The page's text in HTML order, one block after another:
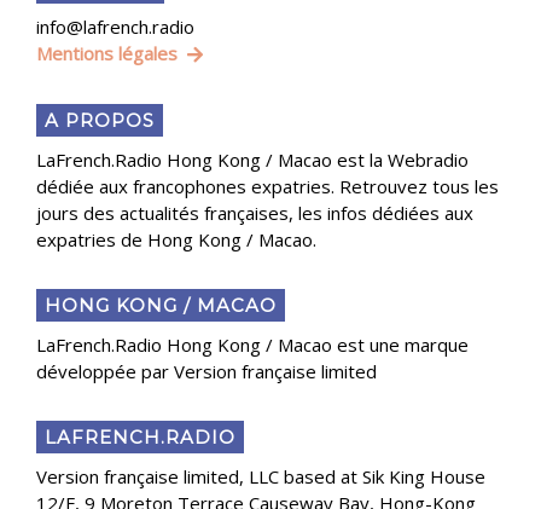
info@lafrench.radio
Mentions légales
A PROPOS
LaFrench.Radio Hong Kong / Macao est la Webradio
dédiée aux francophones expatries. Retrouvez tous les
jours des actualités françaises, les infos dédiées aux
expatries de Hong Kong / Macao.
HONG KONG / MACAO
LaFrench.Radio Hong Kong / Macao est une marque
développée par Version française limited
LAFRENCH.RADIO
Version française limited, LLC based at Sik King House
12/F, 9 Moreton Terrace Causeway Bay, Hong-Kong